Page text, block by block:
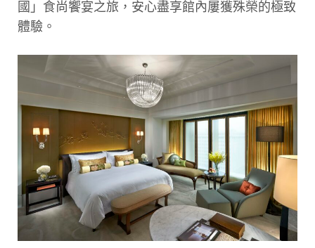
國」食尚饗宴之旅，安心盡享館內屢獲殊榮的極致
體驗。